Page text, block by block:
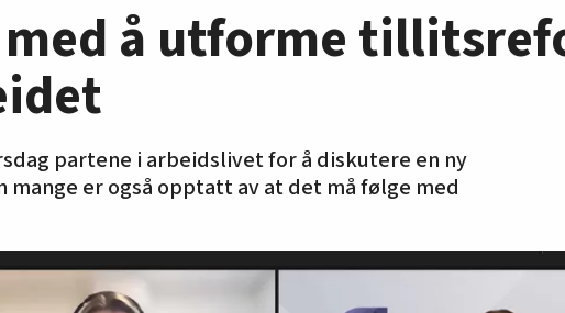
å utforme
partene i arbeidslivet for å diskutere en ny
er også opptatt av at det må følge med